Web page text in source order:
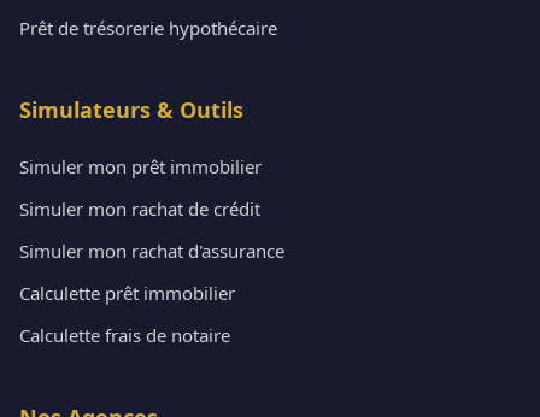
Prêt de trésorerie hypothécaire
Simulateurs & Outils
Simuler mon prêt immobilier
Simuler mon rachat de crédit
Simuler mon rachat d'assurance
Calculette prêt immobilier
Calculette frais de notaire